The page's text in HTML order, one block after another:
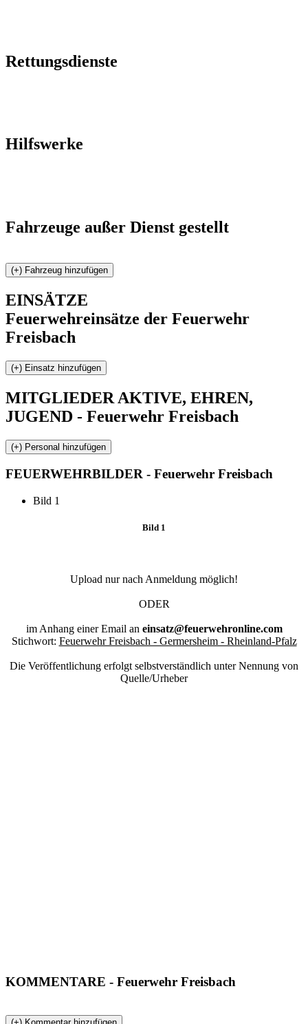
Rettungsdienste
Hilfswerke
Fahrzeuge außer Dienst gestellt
EINSÄTZE
Feuerwehreinsätze der Feuerwehr
Freisbach
MITGLIEDER AKTIVE, EHREN,
JUGEND - Feuerwehr Freisbach
FEUERWEHRBILDER - Feuerwehr Freisbach
Bild 1
Bild 1
Upload nur nach Anmeldung möglich!
ODER
im Anhang einer Email an einsatz@feuerwehronline.com
Stichwort: Feuerwehr Freisbach - Germersheim - Rheinland-Pfalz
Die Veröffentlichung erfolgt selbstverständlich unter Nennung von
Quelle/Urheber
KOMMENTARE - Feuerwehr Freisbach